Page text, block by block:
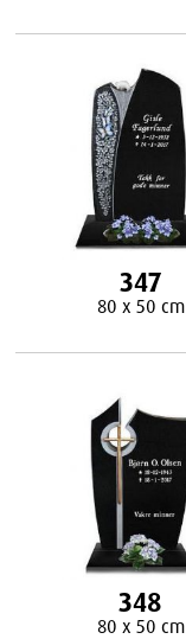
347
80 x 50 cm
348
80 x 50 cm